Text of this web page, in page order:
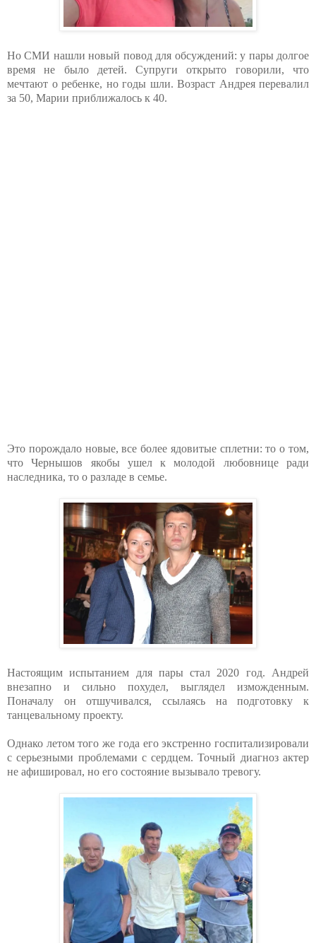
Но СМИ нашли новый повод для обсуждений: у пары долгое
время не было детей. Супруги открыто говорили, что
мечтают о ребенке, но годы шли. Возраст Андрея перевалил
за 50, Марии приближалось к 40.
Это порождало новые, все более ядовитые сплетни: то о том,
что Чернышов якобы ушел к молодой любовнице ради
наследника, то о разладе в семье.
Настоящим испытанием для пары стал 2020 год. Андрей
внезапно и сильно похудел, выглядел изможденным.
Поначалу он отшучивался, ссылаясь на подготовку к
танцевальному проекту.
Однако летом того же года его экстренно госпитализировали
с серьезными проблемами с сердцем. Точный диагноз актер
не афишировал, но его состояние вызывало тревогу.